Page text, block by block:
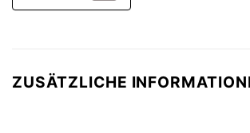
ZUSÄTZLICHE